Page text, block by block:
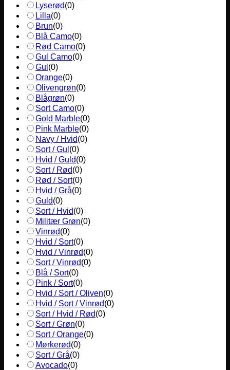
Lyserød(0)
Lilla(0)
Brun(0)
Blå Camo(0)
Rød Camo(0)
Gul Camo(0)
Gul (0)
Orange(0)
Olivengrøn(0)
Blågrøn(0)
Sort Camo(0)
Gold Marble(0)
Pink Marble(0)
Navy / Hvid(0)
Sort / Gul (0)
Hvid / Guld(0)
Sort / Rød(0)
Rød / Sort(0)
Hvid / Grå(0)
Guld(0)
Sort / Hvid(0)
Militær Grøn(0)
Vinrød(0)
Hvid / Sort(0)
Hvid / Vinrød(0)
Sort / Vinrød(0)
Blå / Sort(0)
Pink / Sort(0)
Hvid / Sort / Oliven(0)
Hvid / Sort / Vinrød(0)
Sort / Hvid / Rød(0)
Sort / Grøn(0)
Sort / Orange(0)
Mørkerød(0)
Sort / Grå(0)
Avocado(0)